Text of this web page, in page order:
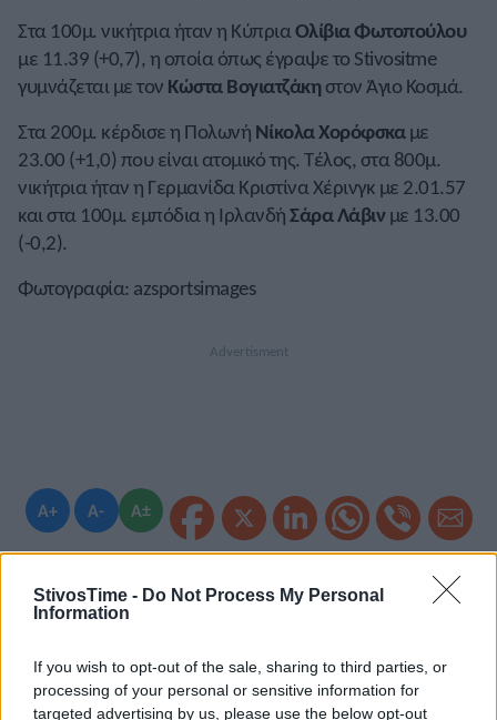
StivosTime - Do Not Process My Personal
Information
If you wish to opt-out of the sale, sharing to third parties, or
processing of your personal or sensitive information for
targeted advertising by us, please use the below opt-out
A+ A- A±
Στα 100μ. νικήτρια ήταν η ΚύπριαΟλίβια Φωτοπούλου
με 11.39 (+0,7), η οποία όπως έγραψε το Stivositme
γυμνάζεται με τον Κώστα Βογιατζάκηστον Άγιο Κοσμά.
Στα 200μ. κέρδισε η Πολωνή Νίκολα Χορόφσκαμε
23.00 (+1,0) που είναι ατομικό της. Τέλος, στα 800μ.
νικήτρια ήταν η Γερμανίδα Κριστίνα Χέρινγκ με 2.01.57
και στα 100μ. εμπόδια η ΙρλανδήΣάρα Λάβινμε 13.00
(-0,2).
Φωτογραφία: azsportsimages